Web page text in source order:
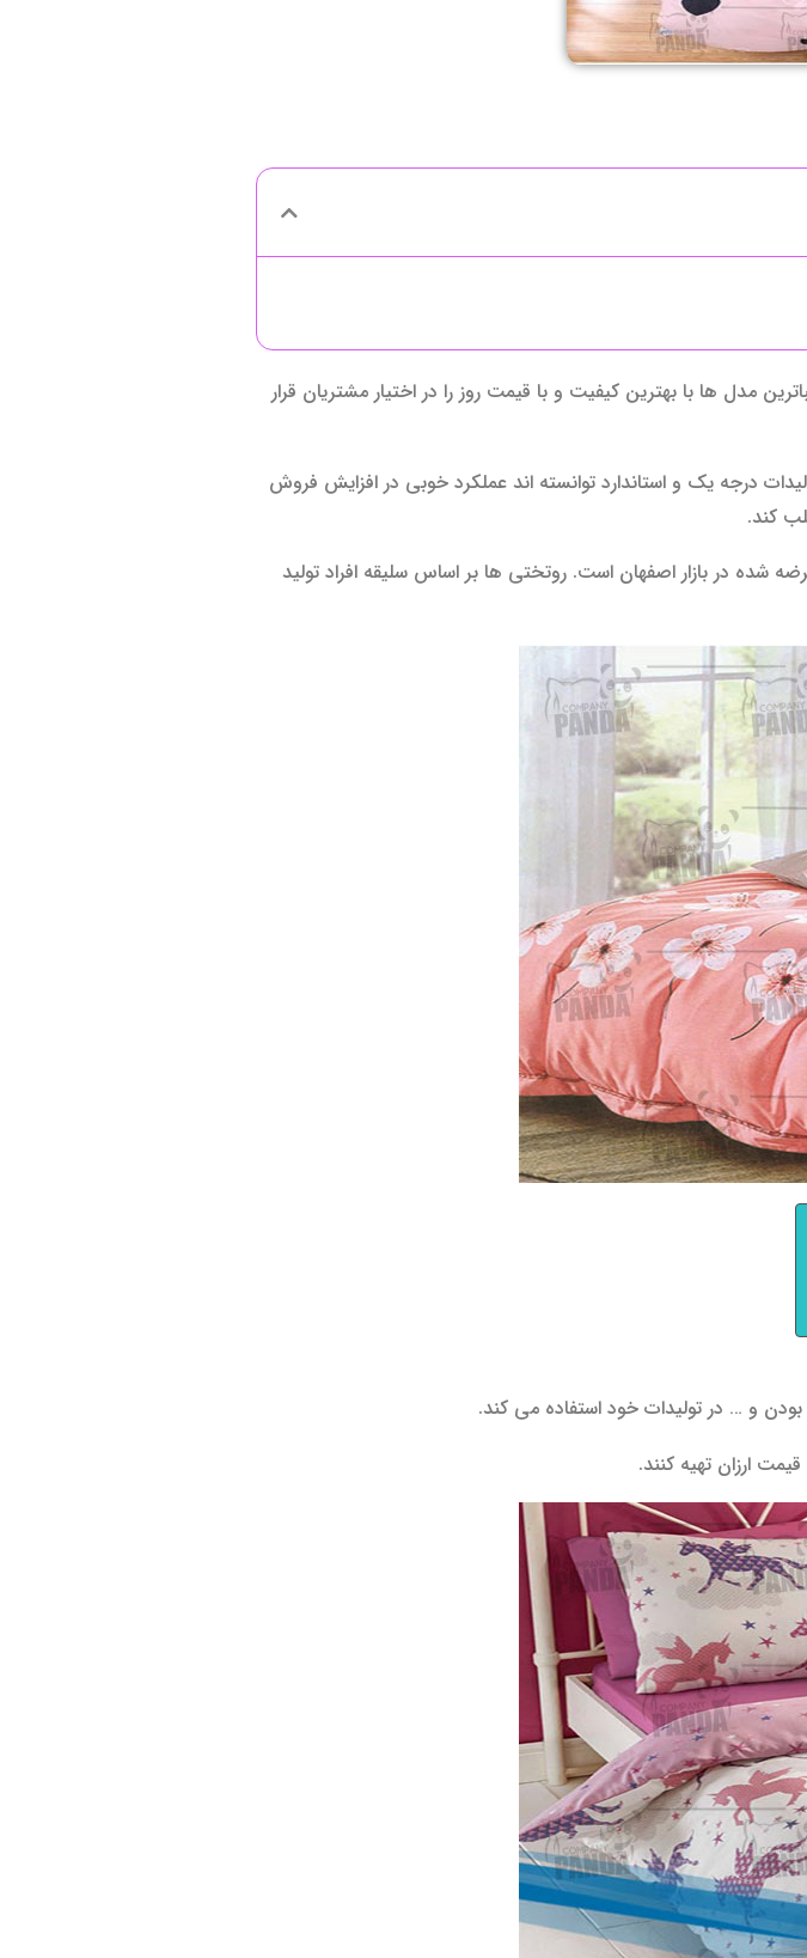
ها با بهترین کیفیت و با قیمت روز را در اختیار مشتریان قرار
درجه یک و استاندارد توانسته اند عملکرد خوبی در افزایش فروش
کند.
شده در بازار اصفهان است. روتختی ها بر اساس سلیقه افراد تولید
و … در تولیدات خود استفاده می کند.
ارزان تهیه کنند.